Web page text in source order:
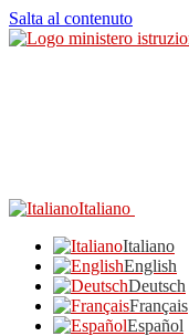
Salta al contenuto
Italiano
Italiano
English
Deutsch
Français
Español